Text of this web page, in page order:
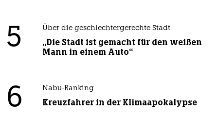
5 Über die geschlechtergerechte Stadt
„Die Stadt ist gemacht für den weißen
Mann in einem Auto“
6 Nabu-Ranking
Kreuzfahrer in der Klimaapokalypse